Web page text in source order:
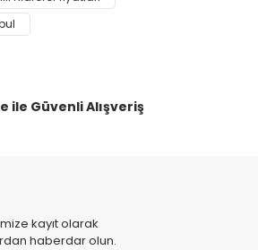
ile Güvenli Alışveriş
kayıt olarak
haberdar olun.